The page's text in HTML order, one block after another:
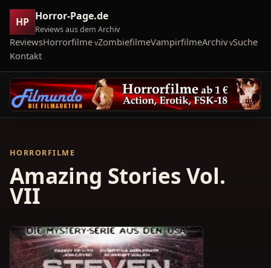
HP Horror-Page.de
Reviews aus dem Archiv
ReviewsHorrorfilme ZombiefilmeVampirfilmeArchiv Suche
Kontakt
HORRORFILME
Amazing Stories Vol.
VII